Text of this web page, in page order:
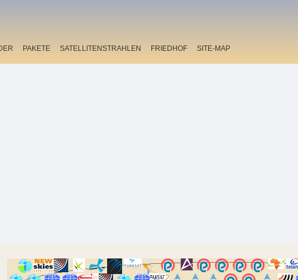
PAKETE SATELLITENSTRAHLEN FRIEDHOF SITE-MAP